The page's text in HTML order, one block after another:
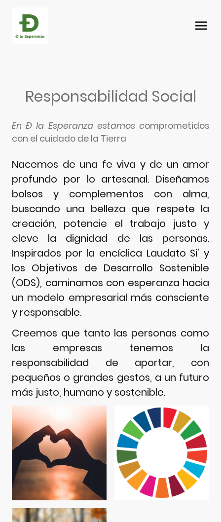
Responsabilidad Social
En Ð la Esperanza estamos comprometidos
con el cuidado de la Tierra
Nacemos de una fe viva y de un amor
profundo por lo artesanal. Diseñamos
bolsos y complementos con alma,
buscando una belleza que respete la
creación, potencie el trabajo justo y
eleve la dignidad de las personas.
Inspirados por la encíclica Laudato Si’ y
los Objetivos de Desarrollo Sostenible
(ODS), caminamos con esperanza hacia
un modelo empresarial más consciente
y responsable.
Creemos que tanto las personas como
las empresas tenemos la
responsabilidad de aportar, con
pequeños o grandes gestos, a un futuro
más justo, humano y sostenible.